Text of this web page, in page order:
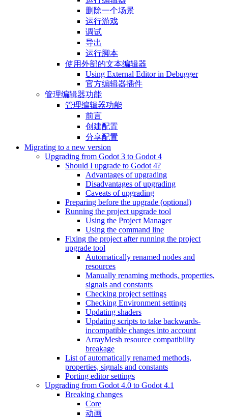
删除一个场景
运行游戏
调试
导出
运行脚本
使用外部的文本编辑器
Using External Editor in Debugger
官方编辑器插件
管理编辑器功能
管理编辑器功能
前言
创建配置
分享配置
Migrating to a new version
Upgrading from Godot 3 to Godot 4
Should I upgrade to Godot 4?
Advantages of upgrading
Disadvantages of upgrading
Caveats of upgrading
Preparing before the upgrade (optional)
Running the project upgrade tool
Using the Project Manager
Using the command line
Fixing the project after running the project
upgrade tool
Automatically renamed nodes and
resources
Manually renaming methods, properties,
signals and constants
Checking project settings
Checking Environment settings
Updating shaders
Updating scripts to take backwards-
incompatible changes into account
ArrayMesh resource compatibility
breakage
List of automatically renamed methods,
properties, signals and constants
Porting editor settings
Upgrading from Godot 4.0 to Godot 4.1
Breaking changes
Core
动画